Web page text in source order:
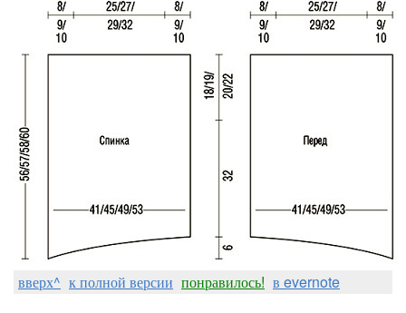
вверх^ к полной версии понравилось! в evernote